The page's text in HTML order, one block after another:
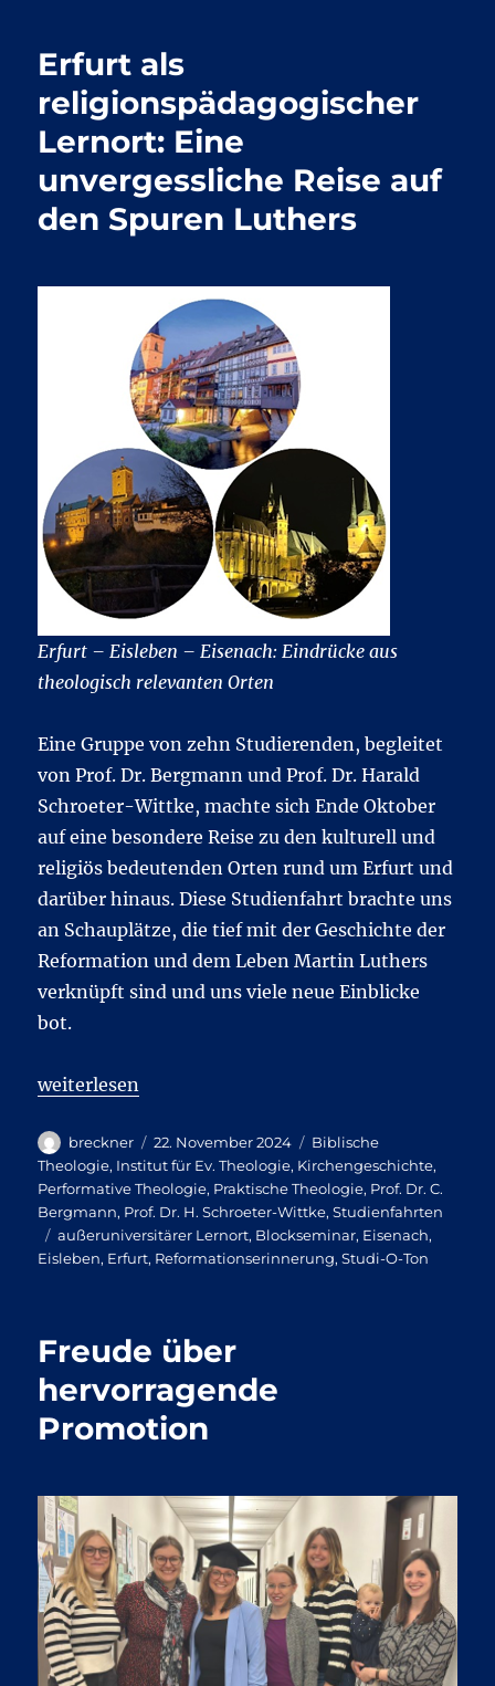
Erfurt als
religionspädagogischer
Lernort: Eine
unvergessliche Reise auf
den Spuren Luthers
Erfurt – Eisleben – Eisenach: Eindrücke aus
theologisch relevanten Orten
Eine Gruppe von zehn Studierenden, begleitet
von Prof. Dr. Bergmann und Prof. Dr. Harald
Schroeter-Wittke, machte sich Ende Oktober
auf eine besondere Reise zu den kulturell und
religiös bedeutenden Orten rund um Erfurt und
darüber hinaus. Diese Studienfahrt brachte uns
an Schauplätze, die tief mit der Geschichte der
Reformation und dem Leben Martin Luthers
verknüpft sind und uns viele neue Einblicke
bot.
„Erfurt als religionspädagogischer Lernort: Eine
weiterlesen
Autor
breckner
Veröffentlicht
am
22. November 2024 Kategorien
Biblische
Theologie, Institut für Ev. Theologie, Kirchengeschichte,
Performative Theologie, Praktische Theologie, Prof. Dr. C.
Bergmann, Prof. Dr. H. Schroeter-Wittke,Studienfahrten
Schlagwörter
außeruniversitärer Lernort, Blockseminar, Eisenach,
Eisleben, Erfurt, Reformationserinnerung,Studi-O-Ton
Freude über
hervorragende
Promotion